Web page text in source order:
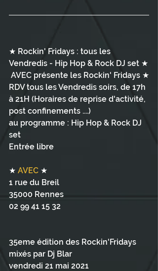
★ Rockin' Fridays : tous les
Vendredis - Hip Hop & Rock DJ set ★
AVEC présente les Rockin' Fridays ★
RDV tous les Vendredis soirs, de 17h
à 21H (Horaires de reprise d'activité,
post confinements ....)
au programme : Hip Hop & Rock DJ
set
Entrée libre
★ AVEC ★
1 rue du Breil
35000 Rennes
02 99 41 15 32
35eme édition des Rockin'Fridays
mixés par Dj Blar
vendredi 21 mai 2021